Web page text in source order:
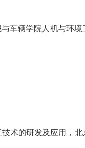
车辆学院人机与环
术的研发及应用，北